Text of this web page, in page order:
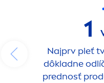
1
Najprv pleť
dôkladne
prednosť